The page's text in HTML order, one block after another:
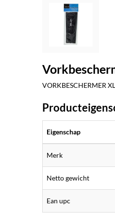
VORKBESCHERMER
Eigenschap
Merk
Netto gewicht
Ean upc